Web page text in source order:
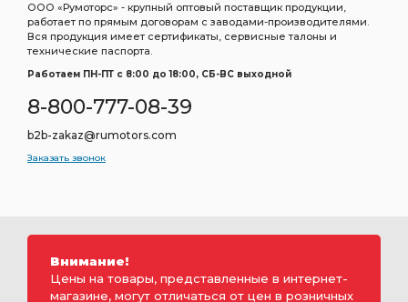
подшипника коленчатого
подшипника коленчатого вала тормозная передняя
вкладыши КАМАЗ КАМАЗ коренные ДЗВ
коренные ДЗВ ДЗВ 7405.1000102
вкладышей -0,50 Ключ для демонтажа
Ключ для демонтажа трубки
Ключ для демонтажа трубки Камоцци
ООО «Румоторс» - крупный оптовый поставщик продукции,
работает по прямым договорам с заводами-производителями.
Вся продукция имеет сертификаты, сервисные талоны и
технические паспорта.
Работаем ПН-ПТ c 8:00 до 18:00, СБ-ВС выходной
8-800-777-08-39
b2b-zakaz@rumotors.com
Заказать звонок
Внимание!
Цены на товары, представленные в интернет-
магазине, могут отличаться от цен в розничных